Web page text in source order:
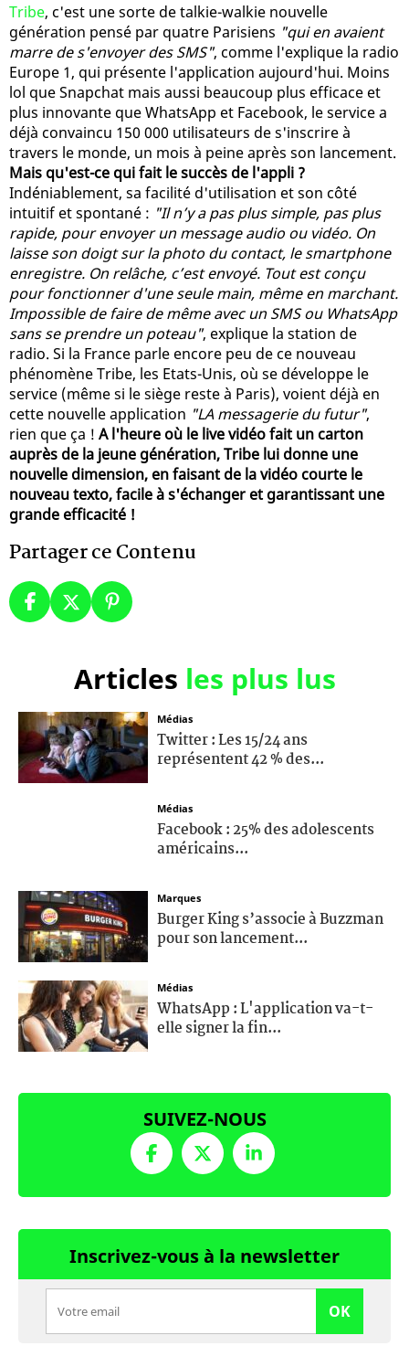
Tribe, c'est une sorte de talkie-walkie nouvelle
génération pensé par quatre Parisiens "qui en avaient
marre de s'envoyer des SMS", comme l'explique la radio
Europe 1, qui présente l'application aujourd'hui. Moins
lol que Snapchat mais aussi beaucoup plus efficace et
plus innovante que WhatsApp et Facebook, le service a
déjà convaincu 150 000 utilisateurs de s'inscrire à
travers le monde, un mois à peine après son lancement.
Mais qu'est-ce qui fait le succès de l'appli ?
Indéniablement, sa facilité d'utilisation et son côté
intuitif et spontané : "Il n’y a pas plus simple, pas plus
rapide, pour envoyer un message audio ou vidéo. On
laisse son doigt sur la photo du contact, le smartphone
enregistre. On relâche, c’est envoyé. Tout est conçu
pour fonctionner d'une seule main, même en marchant.
Impossible de faire de même avec un SMS ou WhatsApp
sans se prendre un poteau", explique la station de
radio. Si la France parle encore peu de ce nouveau
phénomène Tribe, les Etats-Unis, où se développe le
service (même si le siège reste à Paris), voient déjà en
cette nouvelle application "LA messagerie du futur",
rien que ça ! A l'heure où le live vidéo fait un carton
auprès de la jeune génération, Tribe lui donne une
nouvelle dimension, en faisant de la vidéo courte le
nouveau texto, facile à s'échanger et garantissant une
grande efficacité !
Partager ce Contenu
Articles les plus lus
Médias
Twitter : Les 15/24 ans
représentent 42 % des...
Médias
Facebook : 25% des adolescents
américains...
Marques
Burger King s’associe à Buzzman
pour son lancement...
Médias
WhatsApp : L'application va-t-
elle signer la fin...
SUIVEZ-NOUS
Inscrivez-vous à la newsletter
OK